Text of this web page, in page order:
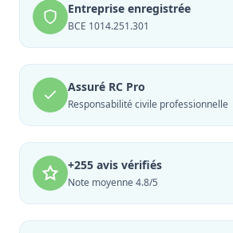
Entreprise enregistrée
BCE 1014.251.301
Assuré RC Pro
Responsabilité civile professionnelle
+255 avis vérifiés
Note moyenne 4.8/5